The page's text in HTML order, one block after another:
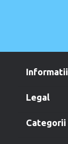
informatii
legal
categorii